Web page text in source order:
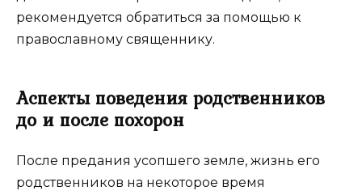
рекомендуется обратиться за помощью к
православному священнику.
Аспекты поведения родственников
до и после похорон
После предания усопшего земле, жизнь его
родственников на некоторое время